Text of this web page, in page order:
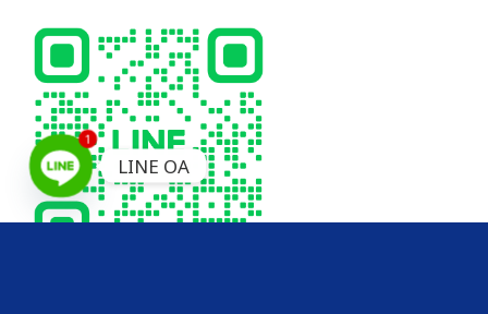
1
LINE OA